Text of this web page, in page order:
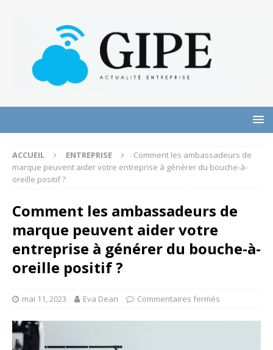
ACCUEIL ENTREPRISE
Comment les ambassadeurs de
marque peuvent aider votre entreprise à générer du bouche-à-
oreille positif ?
Comment les ambassadeurs de
marque peuvent aider votre
entreprise à générer du bouche-à-
oreille positif ?
mai 11, 2023 Eva Dean Commentaires fermés